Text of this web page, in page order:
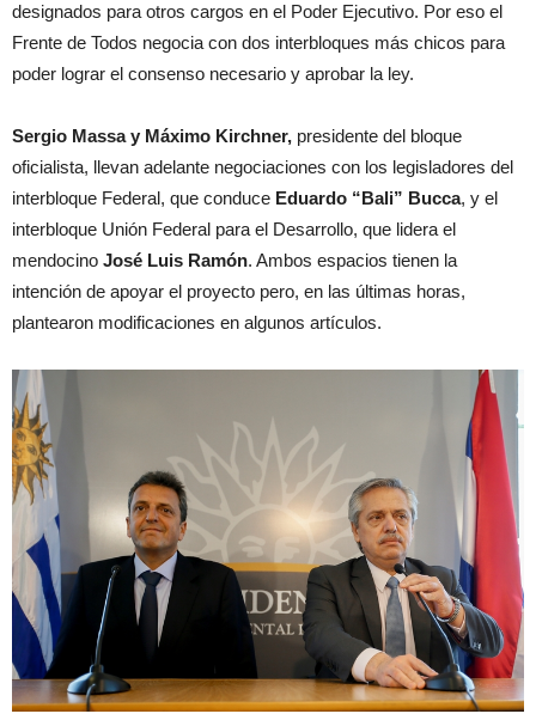
designados para otros cargos en el Poder Ejecutivo. Por eso el
Frente de Todos negocia con dos interbloques más chicos para
poder lograr el consenso necesario y aprobar la ley.
Sergio Massa y Máximo Kirchner, presidente del bloque
oficialista, llevan adelante negociaciones con los legisladores del
interbloque Federal, que conduce Eduardo “Bali” Bucca, y el
interbloque Unión Federal para el Desarrollo, que lidera el
mendocino José Luis Ramón. Ambos espacios tienen la
intención de apoyar el proyecto pero, en las últimas horas,
plantearon modificaciones en algunos artículos.